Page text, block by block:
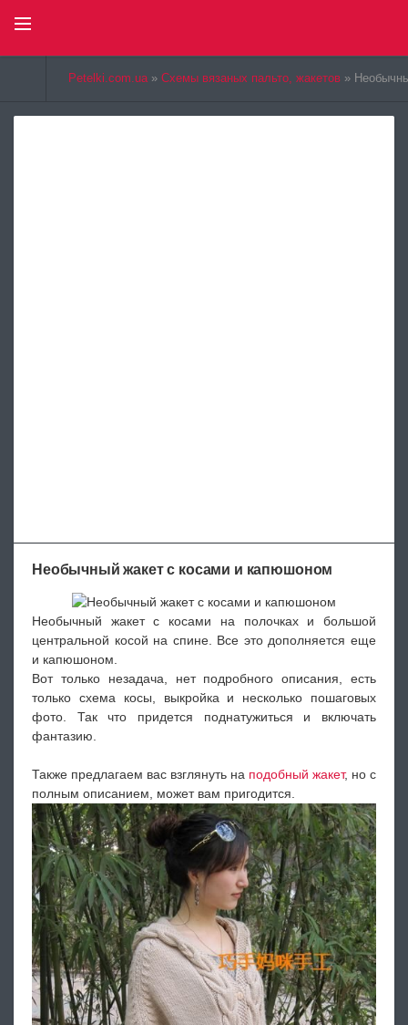
Petelki.com.ua» Схемы вязаных пальто, жакетов »
Необычный жакет с косами и капюшоном
Необычный жакет с косами на полочках и большой
центральной косой на спине. Все это дополняется еще
и капюшоном.
Вот только незадача, нет подробного описания, есть
только схема косы, выкройка и несколько пошаговых
фото. Так что придется поднатужиться и включать
фантазию.
Также предлагаем вас взглянуть на подобный жакет, но с
полным описанием, может вам пригодится.